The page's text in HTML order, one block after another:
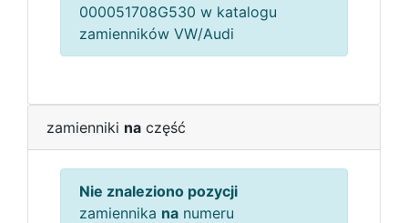
000051708G530 w katalogu
zamienników VW/Audi
zamienniki na część
Nie znaleziono pozycji
zamiennika na numeru